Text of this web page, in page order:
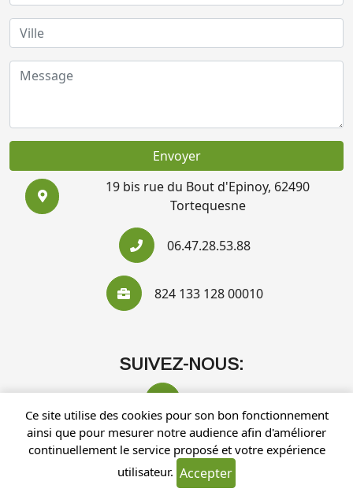
Envoyer
19 bis rue du Bout d'Epinoy, 62490
Tortequesne
06.47.28.53.88
824 133 128 00010
SUIVEZ-NOUS:
Recherches fréquentes
Ce site utilise des cookies pour son bon fonctionnement
ainsi que pour mesurer notre audience afin d'améliorer
continuellement le service proposé et votre expérience
utilisateur. Accepter